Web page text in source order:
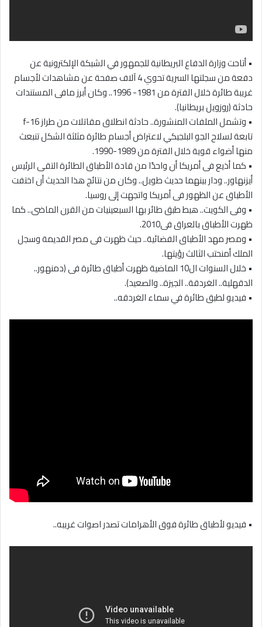
• أتاحت وزارة الدفاع البريطانية للجمهور في الشبكة الإلكترونية عن
دفعة من سجلتها السرية تحوي 4 آلاف صفحة عن مشاهدات لأجسام
غريبة طائرة خلال الفترة من 1981- 1996.. وكان أبرز مافى المستندات
حادثة (روزويل بريطانيا).
• وتشمل الملفات المنشورة.. حادثة انطلاق مقاتلات من طراز f-16
تابعة لسلاح الجو البلجيكي لاعتراض أجسام طائرة مثلثة الشكل تنبعث
منها أضواء قوية خلال الفترة من 1989-1990.
• كما أذيع فى أمريكا أن واحدًا من قادة الأطباق الطائرة التقى الرئيس
أيزنهاور.. ودار بينهما حديث طويل.. وكان من نتائج هذا الحديث أن اختفت
الأطباق عن الظهور فى أمريكا واتجهت إلى روسيا.
• وفى الكويت.. هبط طبق طائر بها السبعينيات من القرن الماضى.. كما
ظهرت الأطباق بالعراق فى2010.
• ومصر مهد الأطباق الفضائية.. حيث ظهرت فى مصر القديمة وسجل
الملك أمنحتب الثالث رؤيتها.
• خلال السنوات ال10 الماضية ظهرت أطباق طائرة فى (دمنهور..
الدقهلية.. الغردقة.. الجيزة.. والصعيد).
• فيديو لطبق طائرة في سماء الغردقه..
• فيديو لأطباق طائرة فوق الأهرامات تصدر اصوات غريبه..